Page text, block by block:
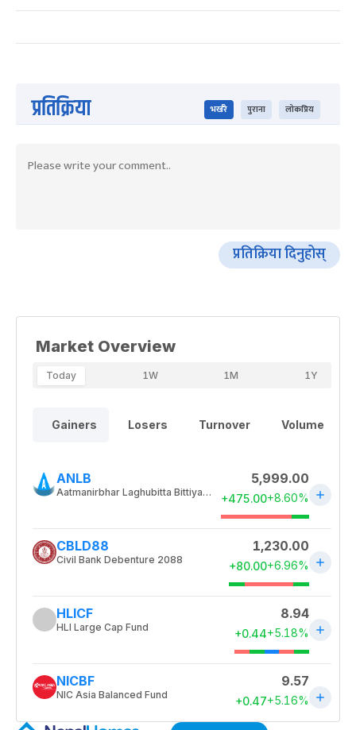
प्रतिक्रिया भर्खरै पुराना लोकप्रिय
प्रतिक्रिया दिनुहोस्